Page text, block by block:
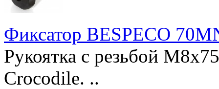
Фиксатор BESPECO
Рукоятка с резьбой
Crocodile. ..